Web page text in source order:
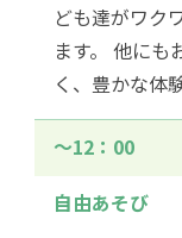
ども達がワク
ます。 他に
く、豊かな体
〜12：00
自由あそび